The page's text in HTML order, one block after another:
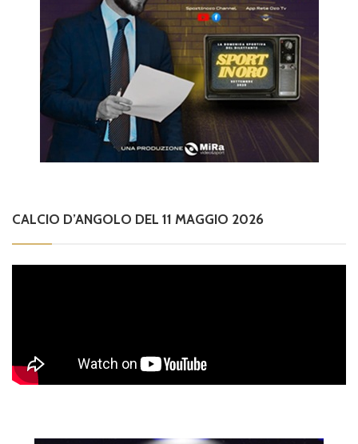
CALCIO D’ANGOLO DEL 11 MAGGIO 2026